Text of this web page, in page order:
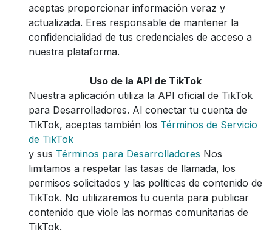
aceptas proporcionar información veraz y
actualizada. Eres responsable de mantener la
confidencialidad de tus credenciales de acceso a
nuestra plataforma.
Uso de la API de TikTok
Nuestra aplicación utiliza la API oficial de TikTok
para Desarrolladores. Al conectar tu cuenta de
TikTok, aceptas también los Términos de Servicio
de TikTok
y sus Términos para Desarrolladores Nos
limitamos a respetar las tasas de llamada, los
permisos solicitados y las políticas de contenido de
TikTok. No utilizaremos tu cuenta para publicar
contenido que viole las normas comunitarias de
TikTok.